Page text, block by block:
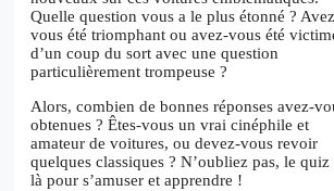
Quelle question vous a le plus étonné ?
vous été triomphant ou avez-vous été
d’un coup du sort avec une question
particulièrement trompeuse ?
Alors, combien de bonnes réponses avez-
obtenues ? Êtes-vous un vrai cinéphile et
amateur de voitures, ou devez-vous revoir
quelques classiques ? N’oubliez pas, le quiz
là pour s’amuser et apprendre !